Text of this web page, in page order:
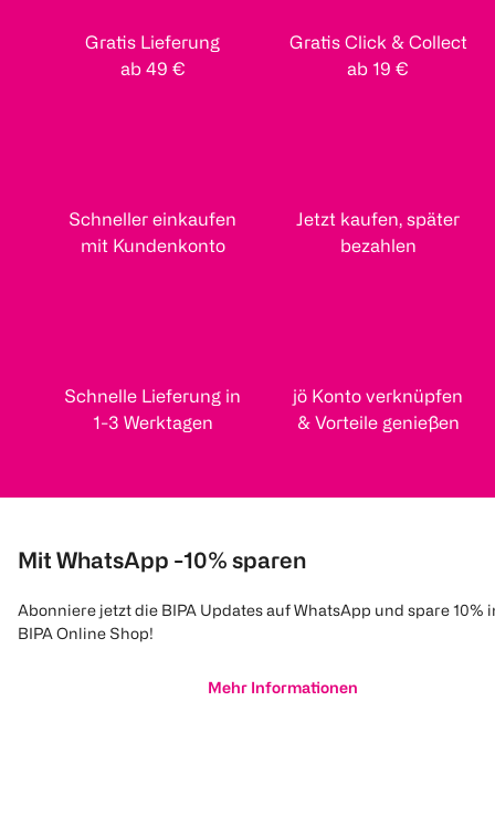
Gratis Lieferung
ab 49 €
Gratis Click & Collect
ab 19 €
Schneller einkaufen
mit Kundenkonto
Jetzt kaufen, später
bezahlen
Schnelle Lieferung in
1-3 Werktagen
jö Konto verknüpfen
& Vorteile genießen
Mit WhatsApp -10% sparen
Abonniere jetzt die BIPA Updates auf WhatsApp und spare 10%
BIPA Online Shop!
Mehr Informationen